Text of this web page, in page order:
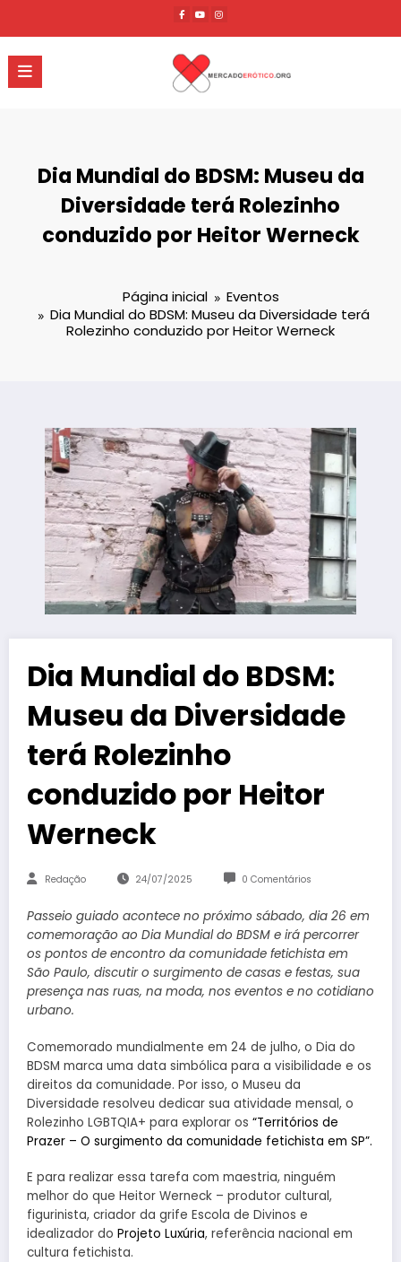
o
conteúdo
Dia Mundial do BDSM: Museu da
Diversidade terá Rolezinho
conduzido por Heitor Werneck
Página inicial
Eventos
Dia Mundial do BDSM: Museu da Diversidade terá
Rolezinho conduzido por Heitor Werneck
Dia Mundial do BDSM:
Museu da Diversidade
terá Rolezinho
conduzido por Heitor
Werneck
Redação 24/07/2025 0 Comentários
Passeio guiado acontece no próximo sábado, dia 26 em
comemoração ao Dia Mundial do BDSM e irá percorrer
os pontos de encontro da comunidade fetichista em
São Paulo, discutir o surgimento de casas e festas, sua
presença nas ruas, na moda, nos eventos e no cotidiano
urbano.
Comemorado mundialmente em 24 de julho, o Dia do
BDSM marca uma data simbólica para a visibilidade e os
direitos da comunidade. Por isso, o Museu da
Diversidade resolveu dedicar sua atividade mensal, o
Rolezinho LGBTQIA+ para explorar os “Territórios de
Prazer – O surgimento da comunidade fetichista em SP”.
E para realizar essa tarefa com maestria, ninguém
melhor do que Heitor Werneck – produtor cultural,
figurinista, criador da grife Escola de Divinos e
idealizador do Projeto Luxúria, referência nacional em
cultura fetichista.